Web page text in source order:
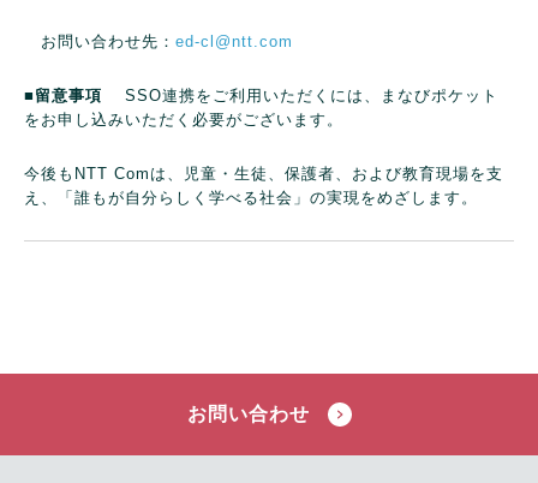
お問い合わせ先： ed-cl@ntt.com
■留意事項 SSO連携をご利用いただくには、まなびポケット
をお申し込みいただく必要がございます。
今後もNTT Comは、児童・生徒、保護者、および教育現場を支
え、「誰もが自分らしく学べる社会」の実現をめざします。
お問い合わせ